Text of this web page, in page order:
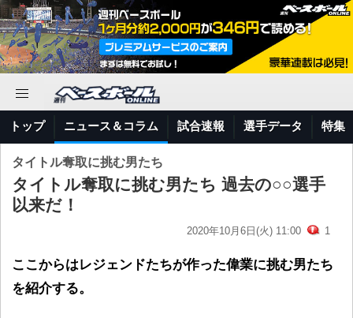
トップ ニュース＆コラム 試合速報 選手データ 特集
タイトル奪取に挑む男たち
タイトル奪取に挑む男たち 過去の○○選手
以来だ！
2020年10月6日(火) 11:00 1
ここからはレジェンドたちが作った偉業に挑む男たち
を紹介する。